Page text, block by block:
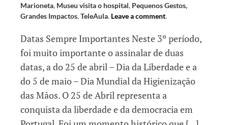
Marioneta, Museu visita o hospital, Pequenos Gestos,
Grandes Impactos,TeleAula. Leave a comment.
Datas Sempre Importantes Neste 3º período,
foi muito importante o assinalar de duas
datas, a do 25 de abril – Dia da Liberdade e a
do 5 de maio – Dia Mundial da Higienização
das Mãos. O 25 de Abril representa a
conquista da liberdade e da democracia em